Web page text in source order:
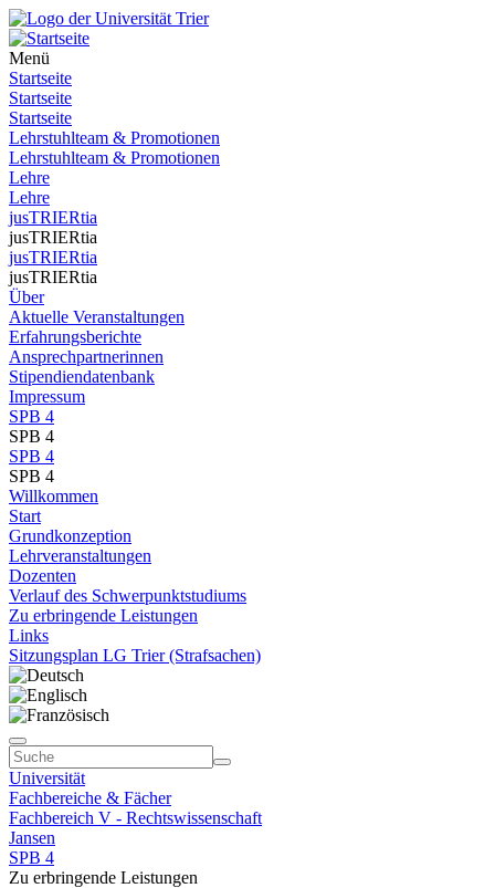
Menü
Startseite
Startseite
Startseite
Lehrstuhlteam & Promotionen
Lehrstuhlteam & Promotionen
Lehre
Lehre
jusTRIERtia
jusTRIERtia
jusTRIERtia
jusTRIERtia
Über
Aktuelle Veranstaltungen
Erfahrungsberichte
Ansprechpartnerinnen
Stipendiendatenbank
Impressum
SPB 4
SPB 4
SPB 4
SPB 4
Willkommen
Start
Grundkonzeption
Lehrveranstaltungen
Dozenten
Verlauf des Schwerpunktstudiums
Zu erbringende Leistungen
Links
Sitzungsplan LG Trier (Strafsachen)
Universität
Fachbereiche & Fächer
Fachbereich V - Rechtswissenschaft
Jansen
SPB 4
Zu erbringende Leistungen